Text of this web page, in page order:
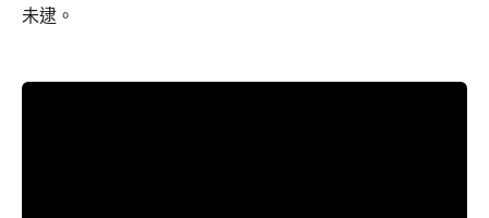
未逮。